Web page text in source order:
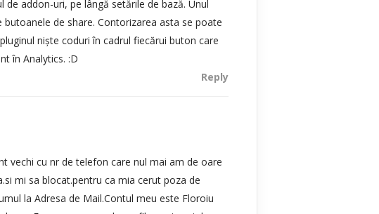
addon-uri, pe lângă setările de bază. Unul
de share. Contorizarea asta se poate
niște coduri în cadrul fiecărui buton care
în Analytics. :D
Reply
vechi cu nr de telefon care nul mai am de oare
mi sa blocat.pentru ca mia cerut poza de
la Adresa de Mail.Contul meu este Floroiu